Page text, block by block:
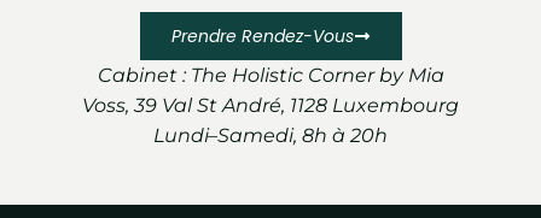
Prendre Rendez-Vous
Cabinet : The Holistic Corner by Mia
Voss, 39 Val St André, 1128 Luxembourg
Lundi–Samedi, 8h à 20h